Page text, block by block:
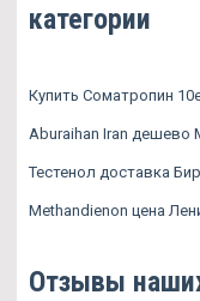
категории
Купить Cоматропин
Aburaihan Iran дешево
Тестенол доставка
Methandienon цена
Отзывы